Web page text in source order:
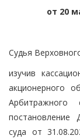
от 20
Судья
изучив
акционерного
постановление
суда от